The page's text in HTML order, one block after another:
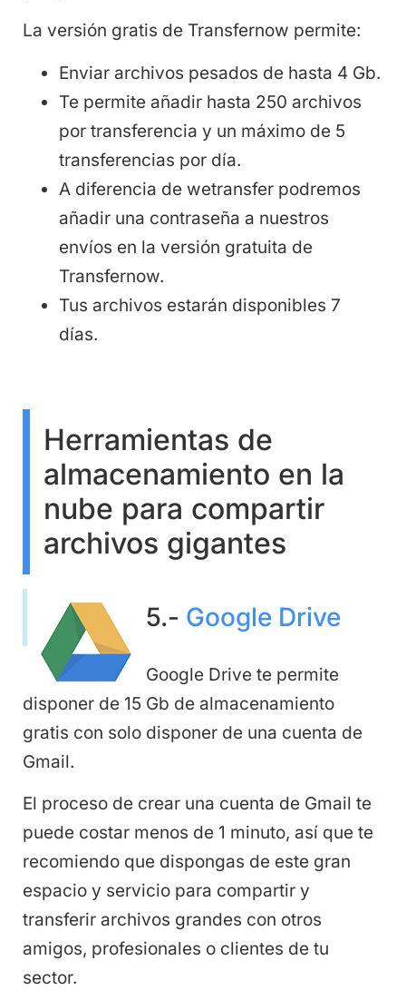
La versión gratis de Transfernow permite:
Enviar archivos pesados de hasta 4 Gb.
Te permite añadir hasta 250 archivos
por transferencia y un máximo de 5
transferencias por día.
A diferencia de wetransfer podremos
añadir una contraseña a nuestros
envíos en la versión gratuita de
Transfernow.
Tus archivos estarán disponibles 7
días.
Herramientas de
almacenamiento en la
nube para compartir
archivos gigantes
5.- Google Drive
Google Drive te permite
disponer de 15 Gb de almacenamiento
gratis con solo disponer de una cuenta de
Gmail.
El proceso de crear una cuenta de Gmail te
puede costar menos de 1 minuto, así que te
recomiendo que dispongas de este gran
espacio y servicio para compartir y
transferir archivos grandes con otros
amigos, profesionales o clientes de tu
sector.